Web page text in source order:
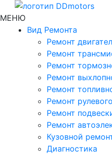
МЕНЮ
Вид Ремонта
Ремонт
Ремонт
Ремонт
Ремонт
Ремонт
Ремонт
Ремонт
Ремонт
Кузовной
Диагностика